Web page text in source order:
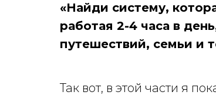
«Найди систему,
работая 2-4 часа в
путешествий, семьи и
Так вот, в этой части я